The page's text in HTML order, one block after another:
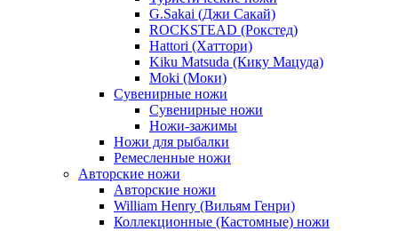
G.Sakai (Джи Сакай)
ROCKSTEAD (Рокстед)
Hattori (Хаттори)
Kiku Matsuda (Кику Мацуда)
Moki (Моки)
Сувенирные ножи
Сувенирные ножи
Ножи-зажимы
Ножи для рыбалки
Ремесленные ножи
Авторские ножи
Авторские ножи
William Henry (Вильям Генри)
Коллекционные (Кастомные) ножи